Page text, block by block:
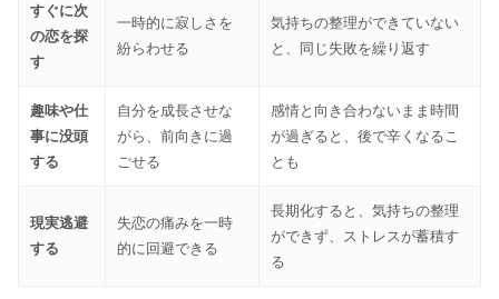
すぐに次
の恋を探
す
一時的に寂しさを
紛らわせる
気持ちの整理ができていない
と、同じ失敗を繰り返す
趣味や仕
事に没頭
する
自分を成長させな
がら、前向きに過
ごせる
感情と向き合わないまま時間
が過ぎると、後で辛くなるこ
とも
現実逃避
する
失恋の痛みを一時
的に回避できる
長期化すると、気持ちの整理
ができず、ストレスが蓄積す
る